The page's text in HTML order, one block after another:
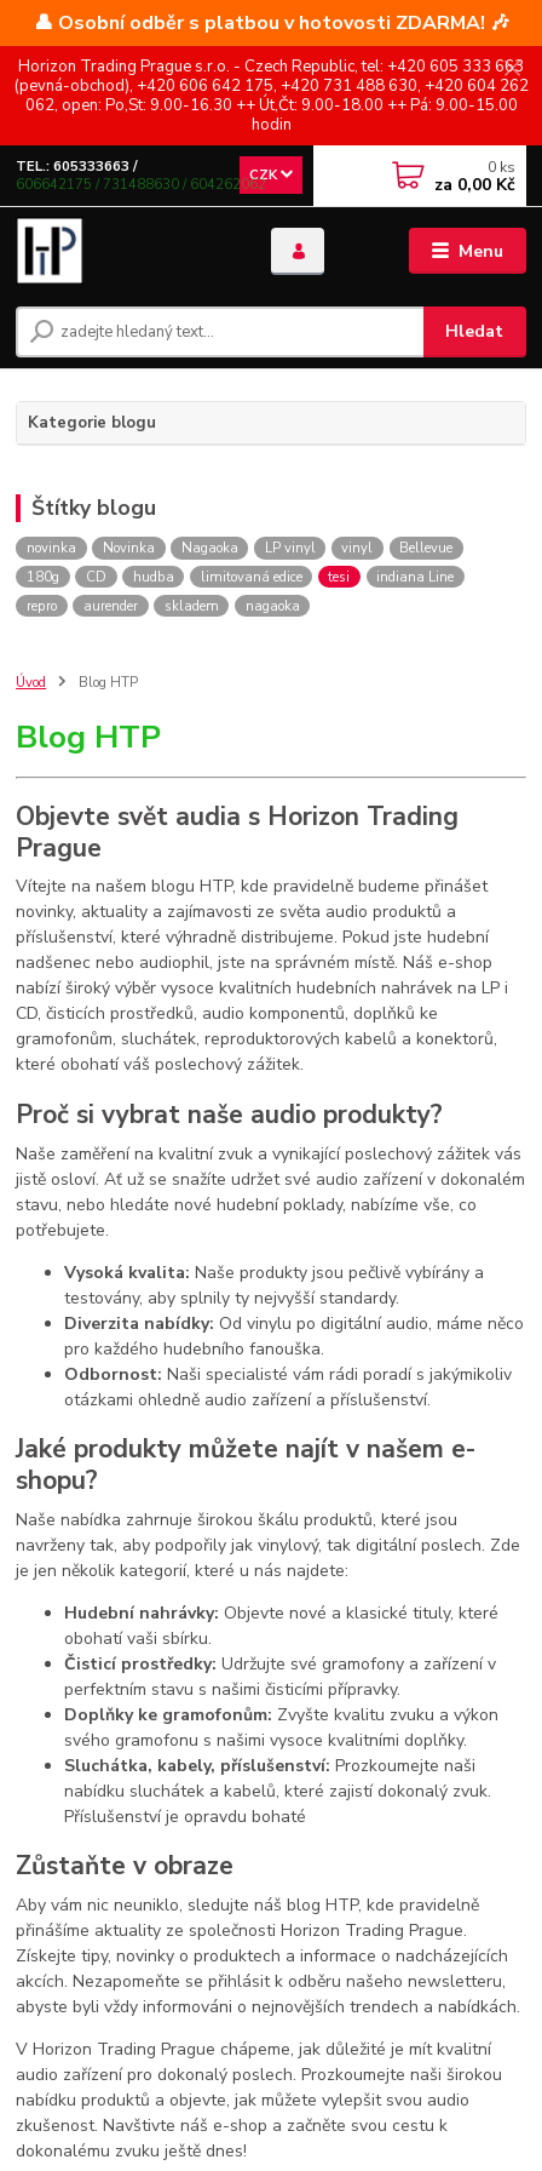
👤 Osobní odběr s platbou v hotovosti ZDARMA! 🎶
Horizon Trading Prague s.r.o. - Czech Republic, tel: +420 605 333 663
(pevná-obchod), +420 606 642 175, +420 731 488 630, +420 604 262
062, open: Po,St: 9.00-16.30 ++ Út,Čt: 9.00-18.00 ++ Pá: 9.00-15.00
hodin
Menu
CZK
Hledat
TEL.: 605333663 /
606642175 / 731488630 / 604262062
0 ks
za 0,00 Kč
Kategorie blogu
Štítky blogu
novinka Novinka Nagaoka LP vinyl vinyl
Bellevue
180g
CD hudba limitovaná edice tesi
indiana Line
repro
aurender skladem nagaoka
Úvod Blog HTP
Blog HTP
Objevte svět audia s Horizon Trading
Prague
Vítejte na našem blogu HTP, kde pravidelně budeme přinášet
novinky, aktuality a zajímavosti ze světa audio produktů a
příslušenství, které výhradně distribujeme. Pokud jste hudební
nadšenec nebo audiophil, jste na správném místě. Náš e-shop
nabízí široký výběr vysoce kvalitních hudebních nahrávek na LP i
CD, čisticích prostředků, audio komponentů, doplňků ke
gramofonům, sluchátek, reproduktorových kabelů a konektorů,
které obohatí váš poslechový zážitek.
Proč si vybrat naše audio produkty?
Naše zaměření na kvalitní zvuk a vynikající poslechový zážitek vás
jistě osloví. Ať už se snažíte udržet své audio zařízení v dokonalém
stavu, nebo hledáte nové hudební poklady, nabízíme vše, co
potřebujete.
Vysoká kvalita: Naše produkty jsou pečlivě vybírány a
testovány, aby splnily ty nejvyšší standardy.
Diverzita nabídky: Od vinylu po digitální audio, máme něco
pro každého hudebního fanouška.
Odbornost: Naši specialisté vám rádi poradí s jakýmikoliv
otázkami ohledně audio zařízení a příslušenství.
Jaké produkty můžete najít v našem e-
shopu?
Naše nabídka zahrnuje širokou škálu produktů, které jsou
navrženy tak, aby podpořily jak vinylový, tak digitální poslech. Zde
je jen několik kategorií, které u nás najdete:
Hudební nahrávky: Objevte nové a klasické tituly, které
obohatí vaši sbírku.
Čisticí prostředky: Udržujte své gramofony a zařízení v
perfektním stavu s našimi čisticími přípravky.
Doplňky ke gramofonům: Zvyšte kvalitu zvuku a výkon
svého gramofonu s našimi vysoce kvalitními doplňky.
Sluchátka, kabely, příslušenství: Prozkoumejte naši
nabídku sluchátek a kabelů, které zajistí dokonalý zvuk.
Příslušenství je opravdu bohaté
Zůstaňte v obraze
Aby vám nic neuniklo, sledujte náš blog HTP, kde pravidelně
přinášíme aktuality ze společnosti Horizon Trading Prague.
Získejte tipy, novinky o produktech a informace o nadcházejících
akcích. Nezapomeňte se přihlásit k odběru našeho newsletteru,
abyste byli vždy informováni o nejnovějších trendech a nabídkách.
V Horizon Trading Prague chápeme, jak důležité je mít kvalitní
audio zařízení pro dokonalý poslech. Prozkoumejte naši širokou
nabídku produktů a objevte, jak můžete vylepšit svou audio
zkušenost. Navštivte náš e-shop a začněte svou cestu k
dokonalému zvuku ještě dnes!